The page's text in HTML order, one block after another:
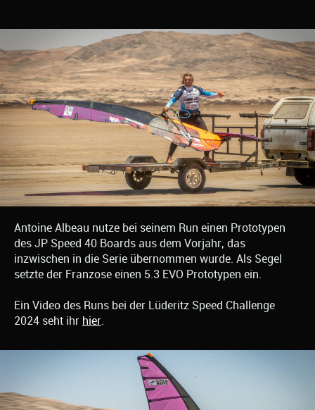
Antoine Albeau nutze bei seinem Run einen Prototypen
des JP Speed 40 Boards aus dem Vorjahr, das
inzwischen in die Serie übernommen wurde. Als Segel
setzte der Franzose einen 5.3 EVO Prototypen ein.
Ein Video des Runs bei der Lüderitz Speed Challenge
2024 seht ihr hier.